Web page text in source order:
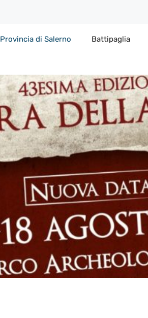
Provincia di Salerno Battipaglia